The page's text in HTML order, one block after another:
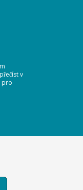
v
pro